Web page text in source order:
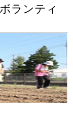
ランティ